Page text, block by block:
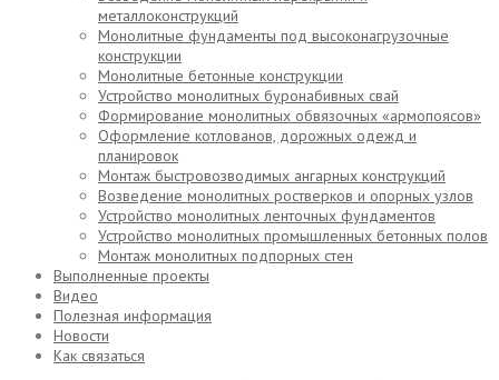
металлоконструкций
Монолитные фундаменты под высоконагрузочные
конструкции
Монолитные бетонные конструкции
Устройство монолитных буронабивных свай
Формирование монолитных обвязочных «армопоясов»
Оформление котлованов, дорожных одежд и
планировок
Монтаж быстровозводимых ангарных конструкций
Возведение монолитных ростверков и опорных узлов
Устройство монолитных ленточных фундаментов
Устройство монолитных промышленных бетонных полов
Монтаж монолитных подпорных стен
Выполненные проекты
Видео
Полезная информация
Новости
Как связаться